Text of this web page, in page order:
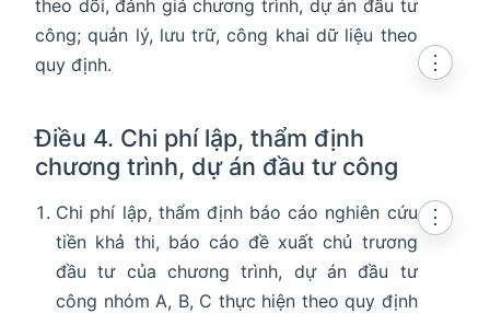
theo dõi, đánh giá chương trình, dự án đầu tư
công; quản lý, lưu trữ, công khai dữ liệu theo
quy định.
Điều 4. Chi phí lập, thẩm định
chương trình, dự án đầu tư công
⋮
Chi phí lập, thẩm định báo cáo nghiên cứu
tiền khả thi, báo cáo đề xuất chủ trương
đầu tư của chương trình, dự án đầu tư
công nhóm A, B, C thực hiện theo quy định
⋮